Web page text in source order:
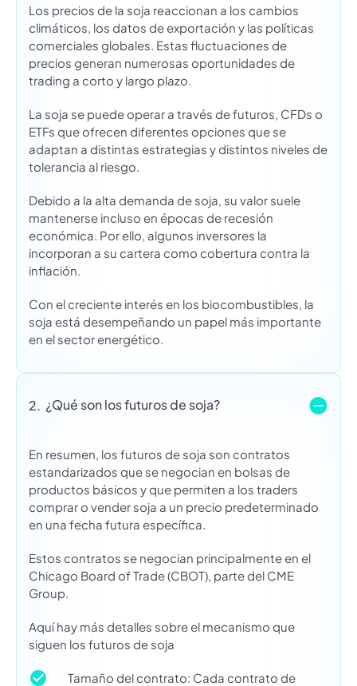
Los precios de la soja reaccionan a los cambios
climáticos, los datos de exportación y las políticas
comerciales globales. Estas fluctuaciones de
precios generan numerosas oportunidades de
trading a corto y largo plazo.
La soja se puede operar a través de futuros, CFDs o
ETFs que ofrecen diferentes opciones que se
adaptan a distintas estrategias y distintos niveles de
tolerancia al riesgo.
Debido a la alta demanda de soja, su valor suele
mantenerse incluso en épocas de recesión
económica. Por ello, algunos inversores la
incorporan a su cartera como cobertura contra la
inflación.
Con el creciente interés en los biocombustibles, la
soja está desempeñando un papel más importante
en el sector energético.
2. ¿Qué son los futuros de soja?
En resumen, los futuros de soja son contratos
estandarizados que se negocian en bolsas de
productos básicos y que permiten a los traders
comprar o vender soja a un precio predeterminado
en una fecha futura específica.
Estos contratos se negocian principalmente en el
Chicago Board of Trade (CBOT), parte del CME
Group.
Aquí hay más detalles sobre el mecanismo que
siguen los futuros de soja
Tamaño del contrato: Cada contrato de